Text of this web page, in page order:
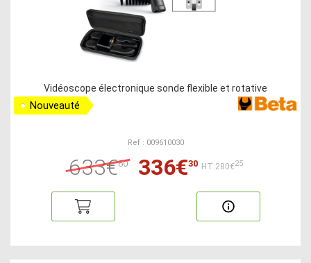
Vidéoscope électronique sonde flexible et rotative
Nouveauté
Ref : 009610030
633€60 336€30 HT:280€25